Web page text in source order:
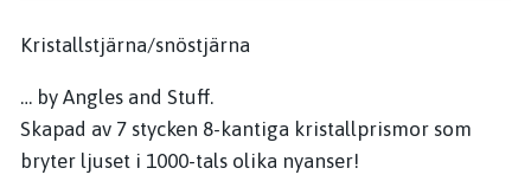
Kristallstjärna/snöstjärna
… by Angles and Stuff.
Skapad av 7 stycken 8-kantiga kristallprismor som
bryter ljuset i 1000-tals olika nyanser!